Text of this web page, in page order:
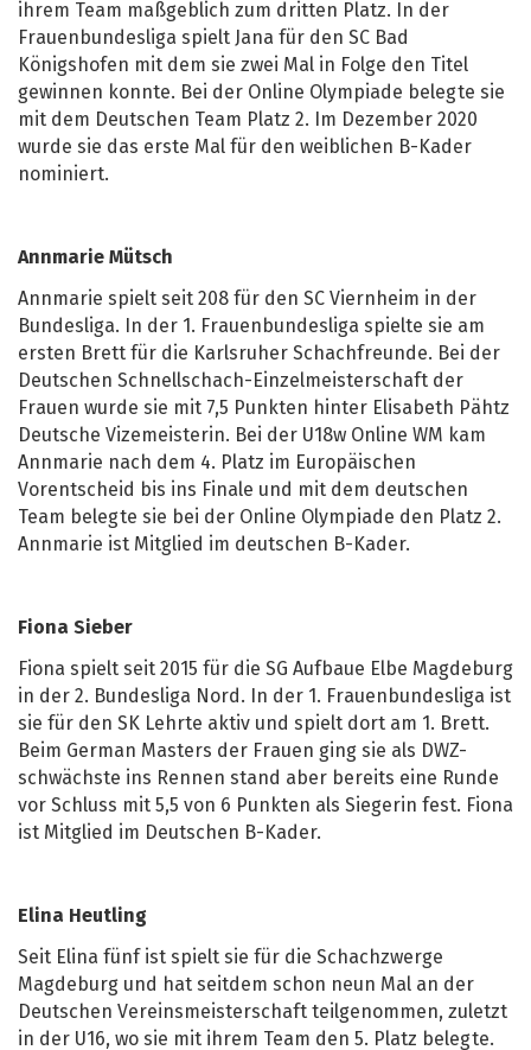
ihrem Team maßgeblich zum dritten Platz. In der
Frauenbundesliga spielt Jana für den SC Bad
Königshofen mit dem sie zwei Mal in Folge den Titel
gewinnen konnte. Bei der Online Olympiade belegte sie
mit dem Deutschen Team Platz 2. Im Dezember 2020
wurde sie das erste Mal für den weiblichen B-Kader
nominiert.
Annmarie Mütsch
Annmarie spielt seit 208 für den SC Viernheim in der
Bundesliga. In der 1. Frauenbundesliga spielte sie am
ersten Brett für die Karlsruher Schachfreunde. Bei der
Deutschen Schnellschach-Einzelmeisterschaft der
Frauen wurde sie mit 7,5 Punkten hinter Elisabeth Pähtz
Deutsche Vizemeisterin. Bei der U18w Online WM kam
Annmarie nach dem 4. Platz im Europäischen
Vorentscheid bis ins Finale und mit dem deutschen
Team belegte sie bei der Online Olympiade den Platz 2.
Annmarie ist Mitglied im deutschen B-Kader.
Fiona Sieber
Fiona spielt seit 2015 für die SG Aufbaue Elbe Magdeburg
in der 2. Bundesliga Nord. In der 1. Frauenbundesliga ist
sie für den SK Lehrte aktiv und spielt dort am 1. Brett.
Beim German Masters der Frauen ging sie als DWZ-
schwächste ins Rennen stand aber bereits eine Runde
vor Schluss mit 5,5 von 6 Punkten als Siegerin fest. Fiona
ist Mitglied im Deutschen B-Kader.
Elina Heutling
Seit Elina fünf ist spielt sie für die Schachzwerge
Magdeburg und hat seitdem schon neun Mal an der
Deutschen Vereinsmeisterschaft teilgenommen, zuletzt
in der U16, wo sie mit ihrem Team den 5. Platz belegte.